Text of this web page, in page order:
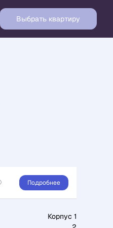
Выбрать квартиру
Забронировать
Подробнее
Корпус 1